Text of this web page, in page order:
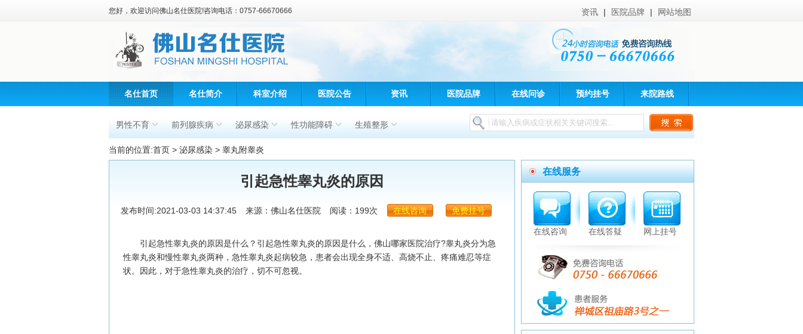
资讯 | 医院品牌 | 网站地图
您好，欢迎访问佛山名仕医院!咨询电话：0757-66670666
名仕首页 名仕简介 科室介绍 医院公告 资讯 医院品牌 在线问诊 预约挂号 来院路线
男性不育 前列腺疾病 泌尿感染 性功能障碍 生殖整形
当前的位置:首页 > 泌尿感染 > 睾丸附睾炎
引起急性睾丸炎的原因
发布时间:2021-03-03 14:37:45 来源：佛山名仕医院 阅读：199次 在线咨询 免费挂号
引起急性睾丸炎的原因是什么？引起急性睾丸炎的原因是什么，佛山哪家医院治疗?睾丸炎分为急
性睾丸炎和慢性睾丸炎两种，急性睾丸炎起病较急，患者会出现全身不适、高烧不止、疼痛难忍等症
状。因此，对于急性睾丸炎的治疗，切不可忽视。
在线服务
在线咨询 在线答疑 网上挂号